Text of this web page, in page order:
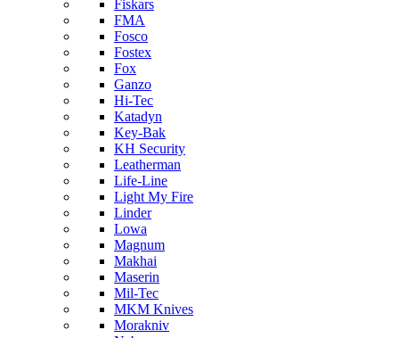
Fiskars
FMA
Fosco
Fostex
Fox
Ganzo
Hi-Tec
Katadyn
Key-Bak
KH Security
Leatherman
Life-Line
Light My Fire
Linder
Lowa
Magnum
Makhai
Maserin
Mil-Tec
MKM Knives
Morakniv